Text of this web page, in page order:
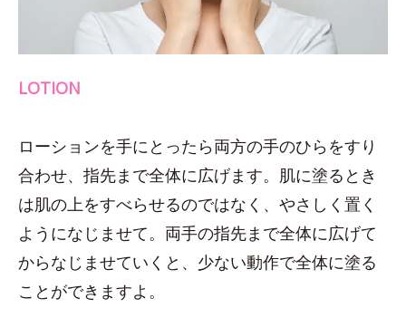
LOTION
ローションを手にとったら両方の手のひらをすり
合わせ、指先まで全体に広げます。肌に塗るとき
は肌の上をすべらせるのではなく、やさしく置く
ようになじませて。両手の指先まで全体に広げて
からなじませていくと、少ない動作で全体に塗る
ことができますよ。